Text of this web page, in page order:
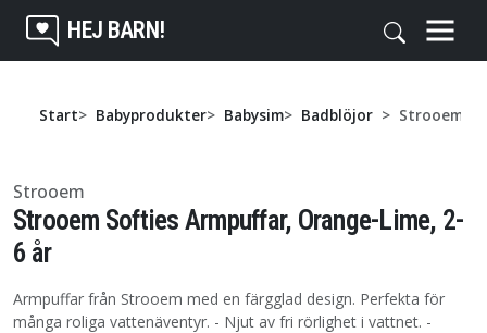
HEJ BARN!
Start Babyprodukter Babysim Badblöjor Strooem
Strooem
Strooem Softies Armpuffar, Orange-Lime, 2-
6 år
Armpuffar från Strooem med en färgglad design. Perfekta för
många roliga vattenäventyr. - Njut av fri rörlighet i vattnet. -